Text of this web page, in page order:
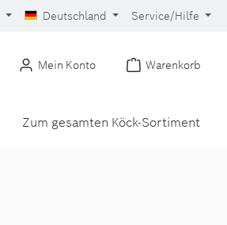
Deutschland Service/Hilfe
Mein Konto Warenkorb
Zum gesamten Köck-Sortiment